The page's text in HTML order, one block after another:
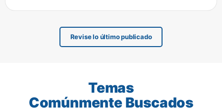
Revise lo último publicado
Temas
Comúnmente Buscados